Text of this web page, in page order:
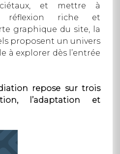
et mettre à
réflexion riche et
graphique du site, la
proposent un univers
à explorer dès l’entrée
repose sur trois
l’adaptation et